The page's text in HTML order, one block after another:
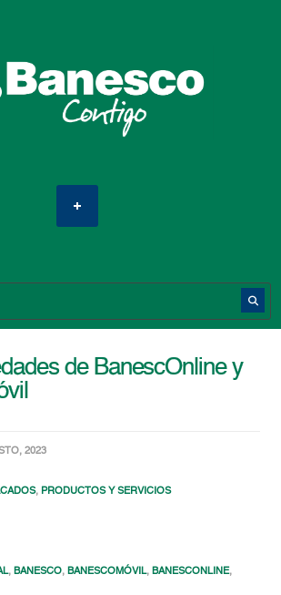
de BanescOnline y
2023
, PRODUCTOS Y SERVICIOS
,BANESCO,BANESCOMÓVIL,BANESCONLINE,